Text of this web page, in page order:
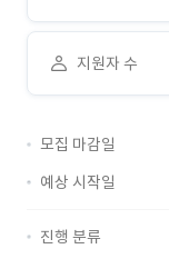
지원자 수
모집 마감일
예상 시작일
진행 분류